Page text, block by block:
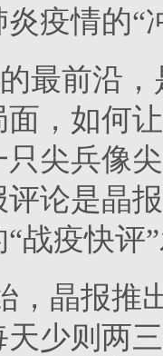
疫情的“
最前沿
，如何
只尖兵像
论是晶
战疫快评
，晶报推
少则两